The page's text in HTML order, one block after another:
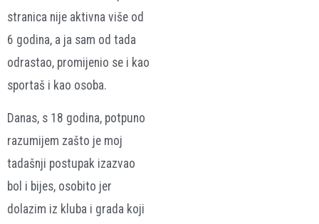
stranica nije aktivna više od
6 godina, a ja sam od tada
odrastao, promijenio se i kao
sportaš i kao osoba.
Danas, s 18 godina, potpuno
razumijem zašto je moj
tadašnji postupak izazvao
bol i bijes, osobito jer
dolazim iz kluba i grada koji